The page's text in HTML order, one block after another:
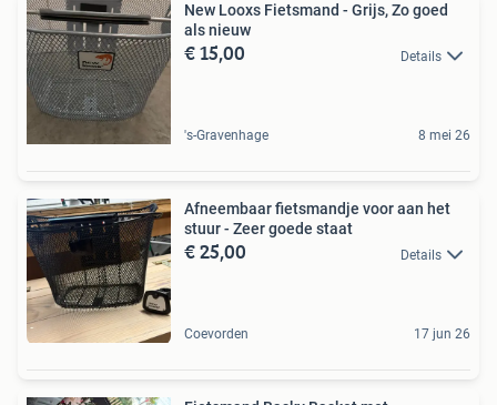
New Looxs Fietsmand - Grijs, Zo goed
als nieuw
€ 15,00 Details
's-Gravenhage 8 mei 26
Afneembaar fietsmandje voor aan het
stuur - Zeer goede staat
€ 25,00 Details
Coevorden 17 jun 26